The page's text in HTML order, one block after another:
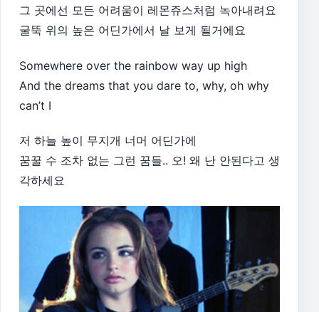
그 곳에선 모든 어려움이 레몬쥬스처럼 녹아내려요
굴뚝 위의 높은 어딘가에서 날 보게 될거에요
Somewhere over the rainbow way up high
And the dreams that you dare to, why, oh why
can’t I
저 하늘 높이 무지개 너머 어딘가에
꿈꿀 수 조차 없는 그런 꿈들.. 오! 왜 난 안된다고 생
각하세요